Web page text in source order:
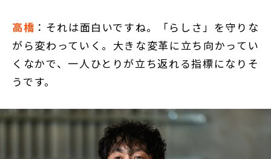
高橋 ：それは面白いですね。「らしさ」を守りな
がら変わっていく。大きな変革に立ち向かってい
くなかで、一人ひとりが立ち返れる指標になりそ
うです。